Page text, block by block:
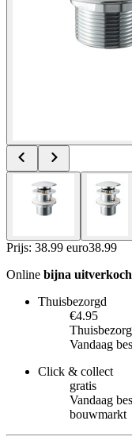
Prijs: 38.99 euro38.99
Online bijna
Thuisbezorgd
€4.95
Vandaag
Click & collect
gratis
Vandaag
bouwmarkt